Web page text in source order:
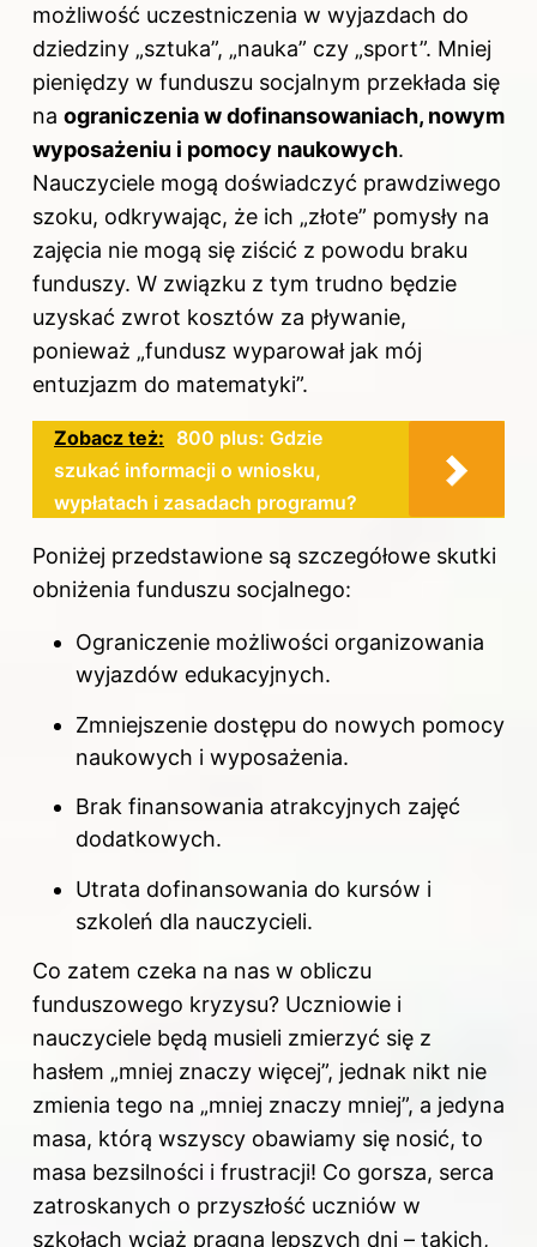
możliwość uczestniczenia w wyjazdach do
dziedziny „sztuka”, „nauka” czy „sport”. Mniej
pieniędzy w funduszu socjalnym przekłada się
na ograniczenia w dofinansowaniach, nowym
wyposażeniu i pomocy naukowych.
Nauczyciele mogą doświadczyć prawdziwego
szoku, odkrywając, że ich „złote” pomysły na
zajęcia nie mogą się ziścić z powodu braku
funduszy. W związku z tym trudno będzie
uzyskać zwrot kosztów za pływanie,
ponieważ „fundusz wyparował jak mój
entuzjazm do matematyki”.
Zobacz też: 800 plus: Gdzie
szukać informacji o wniosku,
wypłatach i zasadach programu?
Poniżej przedstawione są szczegółowe skutki
obniżenia funduszu socjalnego:
Ograniczenie możliwości organizowania
wyjazdów edukacyjnych.
Zmniejszenie dostępu do nowych pomocy
naukowych i wyposażenia.
Brak finansowania atrakcyjnych zajęć
dodatkowych.
Utrata dofinansowania do kursów i
szkoleń dla nauczycieli.
Co zatem czeka na nas w obliczu
funduszowego kryzysu? Uczniowie i
nauczyciele będą musieli zmierzyć się z
hasłem „mniej znaczy więcej”, jednak nikt nie
zmienia tego na „mniej znaczy mniej”, a jedyna
masa, którą wszyscy obawiamy się nosić, to
masa bezsilności i frustracji! Co gorsza, serca
zatroskanych o przyszłość uczniów w
szkołach wciąż pragną lepszych dni – takich,